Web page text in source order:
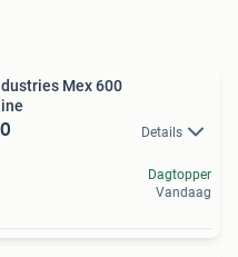
Mex 600
Details
Dagtopper
Vandaag